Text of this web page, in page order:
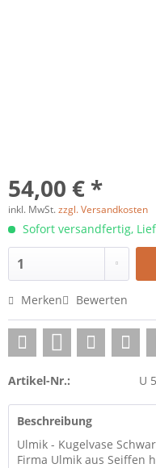
54,00 € *
inkl. MwSt.zzgl. Versandkosten
Sofort versandfertig,
Merken Bewerten
Artikel-Nr.: U
Beschreibung
Ulmik - Kugelvase
Firma Ulmik aus Seiffen